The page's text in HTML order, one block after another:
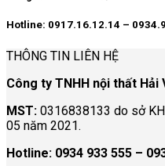
Hotline: 0917.16.12.14 –
THÔNG TIN LIÊN HỆ
Công ty TNHH nội thất Hải
MST: 0316838133 do sở
05 năm 2021.
Hotline: 0934 933 555 –